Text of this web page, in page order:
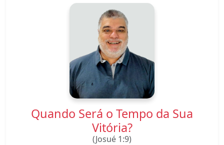
Quando Será o Tempo da Sua
Vitória?
(Josué 1:9)